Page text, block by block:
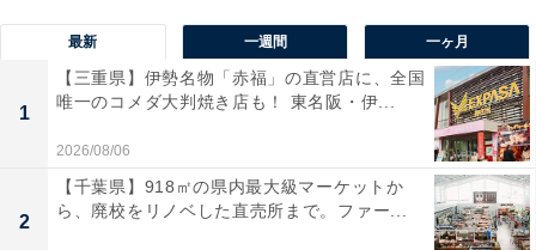
最新 一週間 一ヶ月
1
【三重県】伊勢名物「赤福」の直営店に、全国
唯一のコメダ大判焼き店も！ 東名阪・伊...
2026/08/06
2
【千葉県】918㎡の県内最大級マーケットか
ら、廃校をリノベした直売所まで。ファー...